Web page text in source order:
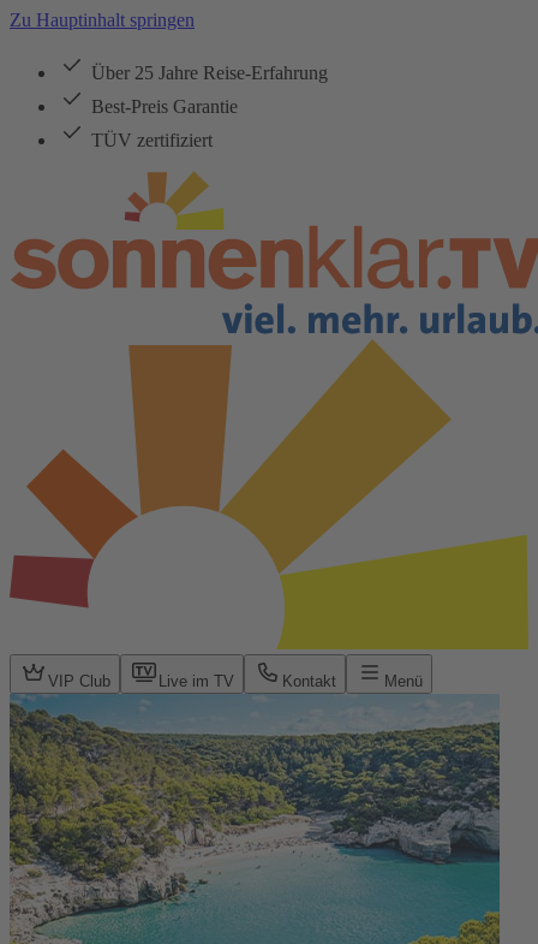
Zu Hauptinhalt springen
Über 25 Jahre Reise-Erfahrung
Best-Preis Garantie
TÜV zertifiziert
VIP Club Live im TV Kontakt Menü